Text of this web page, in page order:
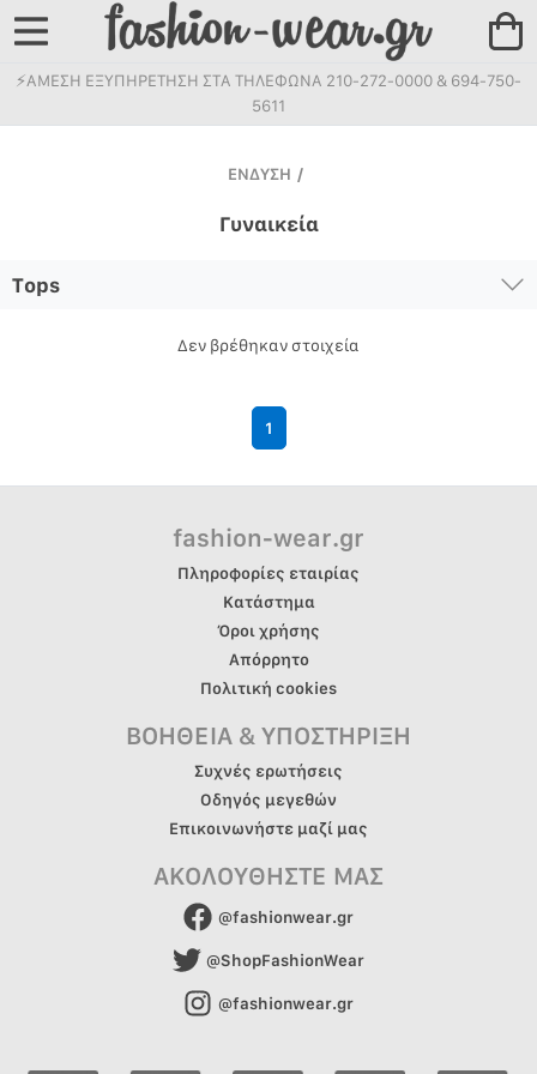
⚡ΑΜΕΣΗ ΕΞΥΠΗΡΕΤΗΣΗ ΣΤΑ ΤΗΛΕΦΩΝΑ 210-272-0000 & 694-750-
5611
ΕΝΔΥΣΗ /
Γυναικεία
Tops
Δεν βρέθηκαν στοιχεία
1
fashion-wear.gr
Πληροφορίες εταιρίας
Κατάστημα
Όροι χρήσης
Απόρρητο
Πολιτική cookies
ΒΟΗΘΕΙΑ & ΥΠΟΣΤΗΡΙΞΗ
Συχνές ερωτήσεις
Οδηγός μεγεθών
Επικοινωνήστε μαζί μας
ΑΚΟΛΟΥΘΗΣΤΕ ΜΑΣ
@fashionwear.gr
@ShopFashionWear
@fashionwear.gr